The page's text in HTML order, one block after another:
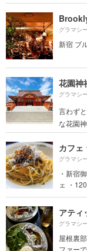
グラマシ
新宿 ブ
花園神
グラマシ
言わず
な花園
カフェ
グラマシ
・新宿
ェ ・
アティ
グラマシ
屋根裏
ファー